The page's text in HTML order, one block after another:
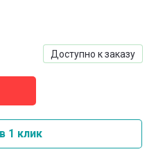
Доступно к заказу
1 клик